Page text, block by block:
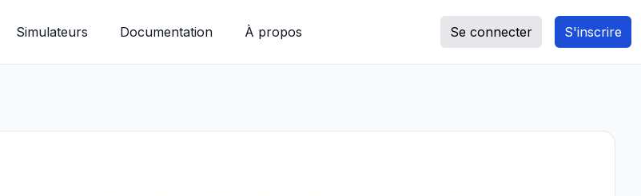
Simulateurs Documentation À propos Se connecter S'inscrire